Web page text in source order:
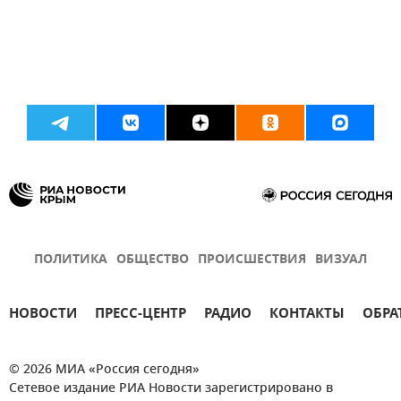
ПОЛИТИКА ОБЩЕСТВО ПРОИСШЕСТВИЯ ВИЗУАЛ
НОВОСТИ ПРЕСС-ЦЕНТР РАДИО КОНТАКТЫ
© 2026 МИА «Россия сегодня»
Сетевое издание РИА Новости зарегистрировано в